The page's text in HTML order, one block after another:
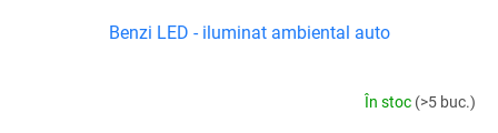
Benzi LED - iluminat ambiental auto
În stoc (>5 buc.)